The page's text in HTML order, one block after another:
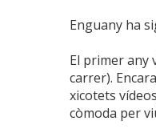
Enguany ha
El primer any
carrer).
xicotets
còmoda per